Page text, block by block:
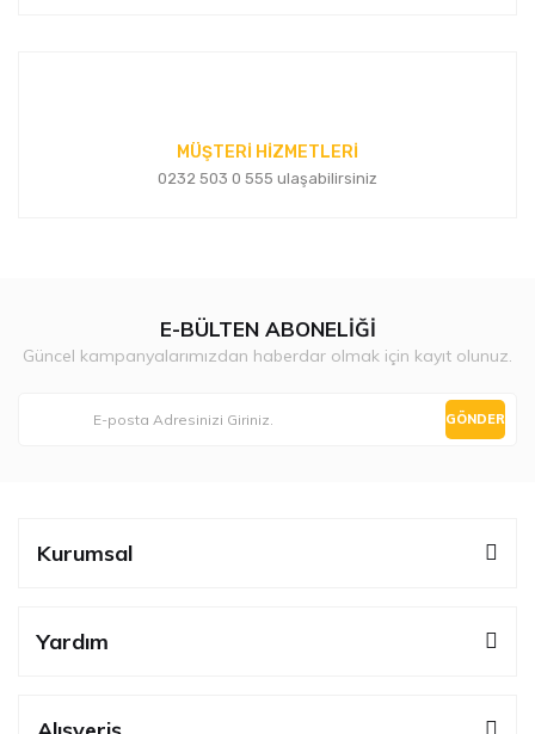
MÜŞTERİ HİZMETLERİ
0232 503 0 555 ulaşabilirsiniz
E-BÜLTEN ABONELİĞİ
Güncel kampanyalarımızdan haberdar olmak için kayıt olunuz.
GÖNDER
Kurumsal
Yardım